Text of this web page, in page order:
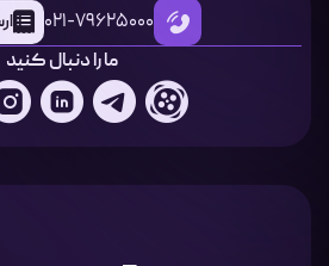
021-79625000
ما را دنبال کنید